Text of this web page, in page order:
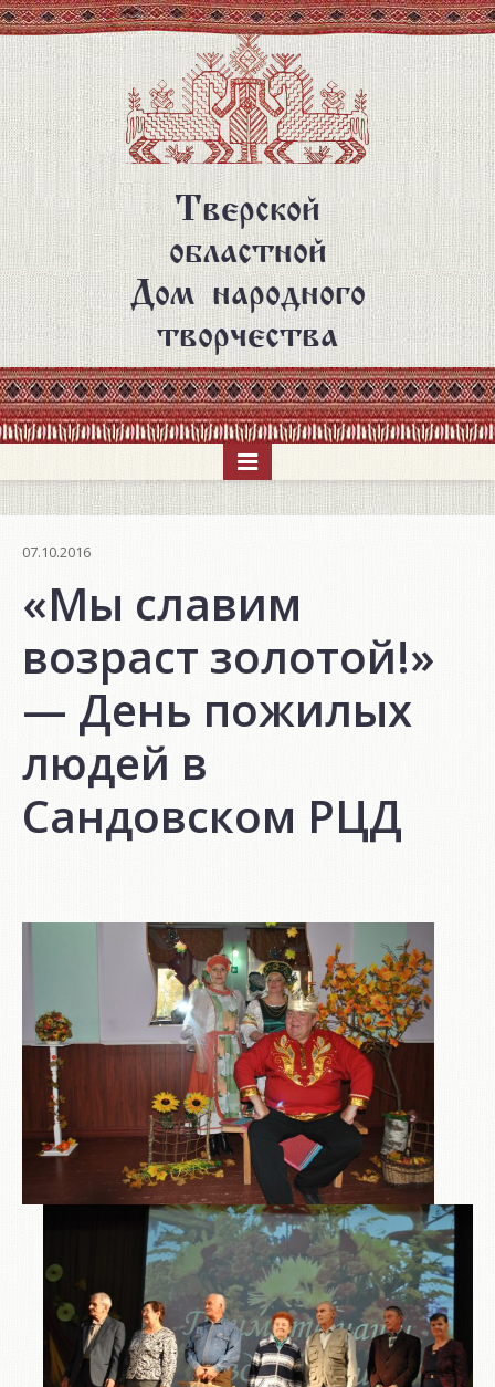
Перейти
к
основному
содержанию
Тверской
областной
Дом народного
творчества
07.10.2016
«Мы славим
возраст золотой!»
— День пожилых
людей в
Сандовском РЦД